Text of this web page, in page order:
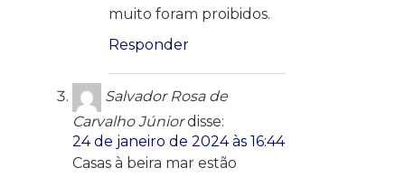
muito foram proibidos.
Responder
Salvador Rosa de
Carvalho Júnior disse:
24 de janeiro de 2024 às 16:44
Casas à beira mar estão